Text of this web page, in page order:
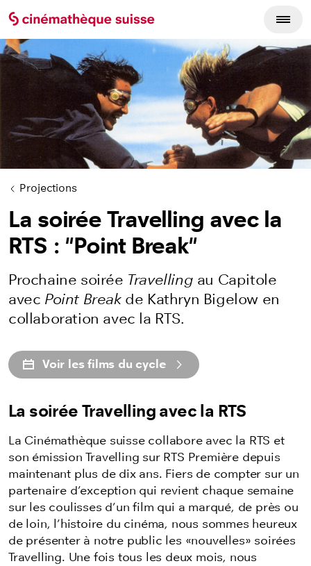
Projections
La soirée Travelling avec la
RTS : "Point Break"
Prochaine soirée Travelling au Capitole
avec Point Break de Kathryn Bigelow en
collaboration avec la RTS.
Voir les films du cycle
La soirée Travelling avec la RTS
La Cinémathèque suisse collabore avec la RTS et
son émission Travelling sur RTS Première depuis
maintenant plus de dix ans. Fiers de compter sur un
partenaire d’exception qui revient chaque semaine
sur les coulisses d’un film qui a marqué, de près ou
de loin, l’histoire du cinéma, nous sommes heureux
de présenter à notre public les «nouvelles» soirées
Travelling. Une fois tous les deux mois, nous